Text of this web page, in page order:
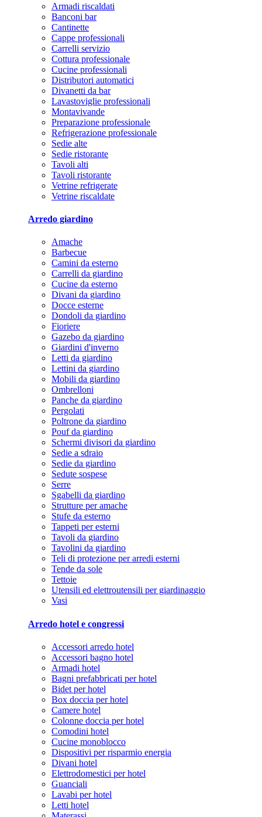
Armadi riscaldati
Banconi bar
Cantinette
Cappe professionali
Carrelli servizio
Cottura professionale
Cucine professionali
Distributori automatici
Divanetti da bar
Lavastoviglie professionali
Montavivande
Preparazione professionale
Refrigerazione professionale
Sedie alte
Sedie ristorante
Tavoli alti
Tavoli ristorante
Vetrine refrigerate
Vetrine riscaldate
Arredo giardino
Amache
Barbecue
Camini da esterno
Carrelli da giardino
Cucine da esterno
Divani da giardino
Docce esterne
Dondoli da giardino
Fioriere
Gazebo da giardino
Giardini d'inverno
Letti da giardino
Lettini da giardino
Mobili da giardino
Ombrelloni
Panche da giardino
Pergolati
Poltrone da giardino
Pouf da giardino
Schermi divisori da giardino
Sedie a sdraio
Sedie da giardino
Sedute sospese
Serre
Sgabelli da giardino
Strutture per amache
Stufe da esterno
Tappeti per esterni
Tavoli da giardino
Tavolini da giardino
Teli di protezione per arredi esterni
Tende da sole
Tettoie
Utensili ed elettroutensili per giardinaggio
Vasi
Arredo hotel e congressi
Accessori arredo hotel
Accessori bagno hotel
Armadi hotel
Bagni prefabbricati per hotel
Bidet per hotel
Box doccia per hotel
Camere hotel
Colonne doccia per hotel
Comodini hotel
Cucine monoblocco
Dispositivi per risparmio energia
Divani hotel
Elettrodomestici per hotel
Guanciali
Lavabi per hotel
Letti hotel